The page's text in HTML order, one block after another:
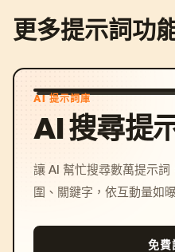
更多提示詞功
AI 提示詞庫
AI 搜尋提
讓 AI 幫忙搜尋數萬提示
圍、關鍵字，依互動量如
免費